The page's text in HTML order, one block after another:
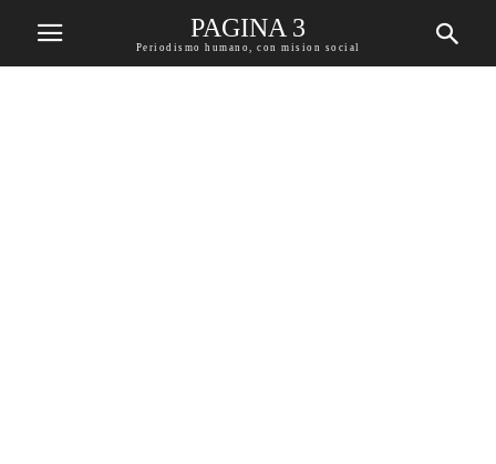
PAGINA 3
Periodismo humano, con mision social